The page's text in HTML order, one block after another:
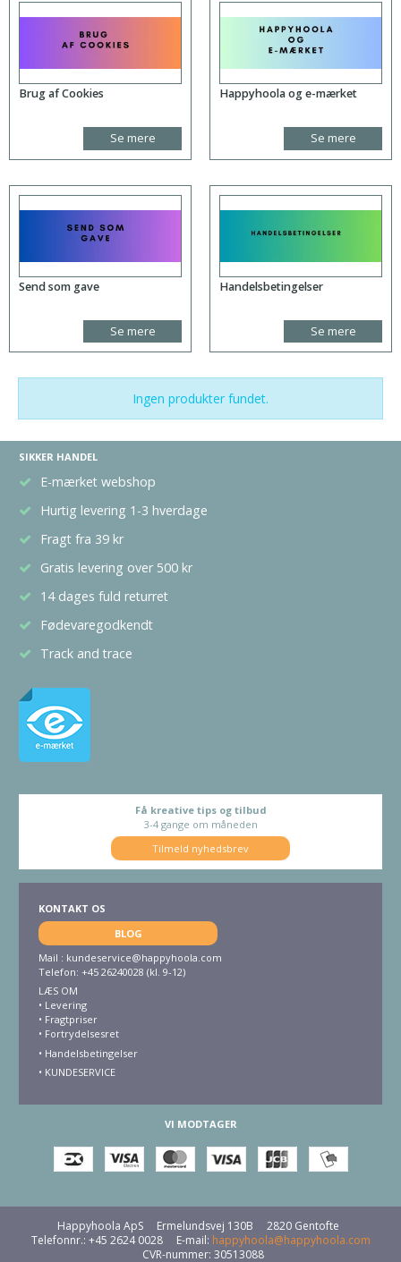
Brug af Cookies
Se mere
Happyhoola og e-mærket
Se mere
Send som gave
Se mere
Handelsbetingelser
Se mere
Ingen produkter fundet.
SIKKER HANDEL
E-mærket webshop
Hurtig levering 1-3 hverdage
Fragt fra 39 kr
Gratis levering over 500 kr
14 dages fuld returret
Fødevaregodkendt
Track and trace
Få kreative tips og tilbud
3-4 gange om måneden
Tilmeld nyhedsbrev
KONTAKT OS
BLOG
Mail : kundeservice@happyhoola.com
Telefon: +45 26240028 (kl. 9-12)
LÆS OM
• Levering
• Fragtpriser
• Fortrydelsesret
• Handelsbetingelser
• KUNDESERVICE
VI MODTAGER
Happyhoola ApS Ermelundsvej 130B
2820 Gentofte
Telefonnr.: +45 2624 0028 E-mail: happyhoola@happyhoola.com
CVR-nummer: 30513088